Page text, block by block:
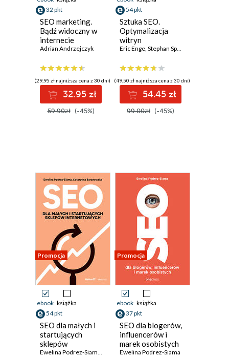
32 pkt
SEO marketing.
Bądź widoczny w
internecie
Adrian Andrzejczyk
(29,95 zł najniższa cena z 30 dni)
32.95 zł
59.90zł (-45%)
54 pkt
Sztuka SEO.
Optymalizacja
witryn
internetowych
Eric Enge, Stephan Spencer
(49,50 zł najniższa cena z 30 dni)
54.45 zł
99.00zł (-45%)
Promocja
ebook książka
54 pkt
SEO dla małych i
startujących
sklepów
internetowych
Ewelina Podrez-Siama, Katarzyna Baranowska
Promocja
ebook książka
37 pkt
SEO dla blogerów,
influencerów i
marek osobistych
Ewelina Podrez-Siama